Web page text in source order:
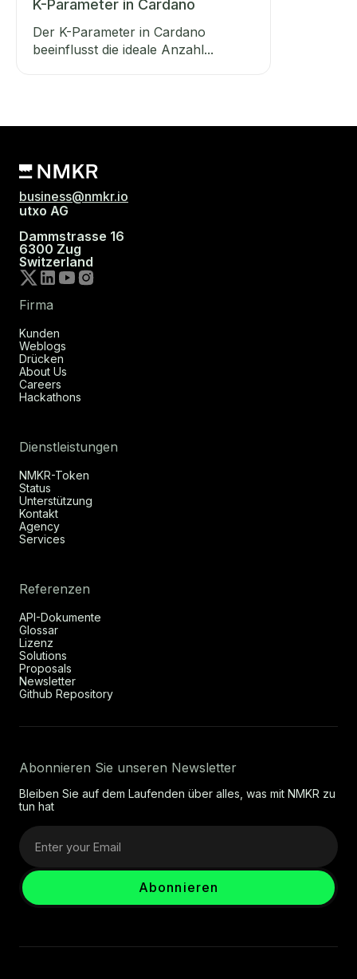
K-Parameter in Cardano
Der K-Parameter in Cardano
beeinflusst die ideale Anzahl...
business@nmkr.io
utxo AG
Dammstrasse 16
6300 Zug
Switzerland
Firma
Kunden
Weblogs
Drücken
About Us
Careers
Hackathons
Dienstleistungen
NMKR-Token
Status
Unterstützung
Kontakt
Agency
Services
Referenzen
API-Dokumente
Glossar
Lizenz
Solutions
Proposals
Newsletter
Github Repository
Abonnieren Sie unseren Newsletter
Bleiben Sie auf dem Laufenden über alles, was mit NMKR zu
tun hat